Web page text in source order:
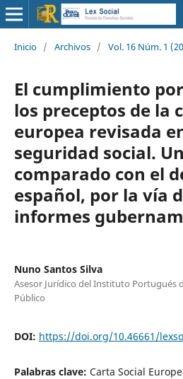
Inicio / Archivos / Vol. 16 Núm. 1
El cumplimiento
los preceptos de la
europea revisada
seguridad social.
comparado con el
español, por la vía
informes
Nuno Santos Silva
Asesor Jurídico del Instituto Portugués
Público
DOI: https://doi.org/10.46661/
Palabras clave: Carta Social